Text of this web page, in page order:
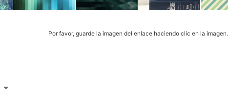
Por favor, guarde la imagen del enlace haciendo clic en la imagen.